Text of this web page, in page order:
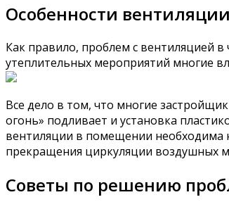
Особенности
Как правило, проблем с вентиляцией
утеплительных мероприятий многие
Все дело в том, что многие
огонь» подливает и установка
вентиляции в помещении необходима
прекращения циркуляции воздушных
Советы по решению